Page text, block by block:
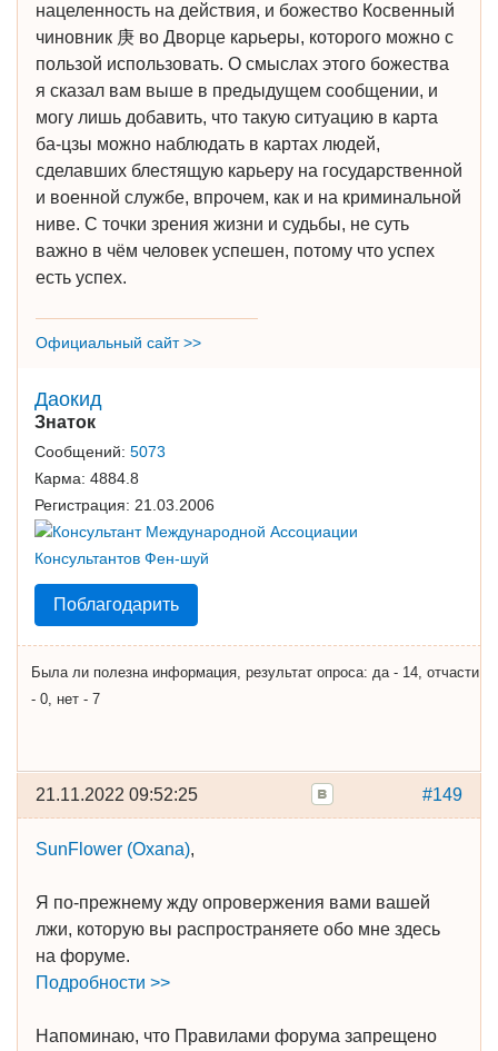
нацеленность на действия, и божество Косвенный
чиновник 庚 во Дворце карьеры, которого можно с
пользой использовать. О смыслах этого божества
я сказал вам выше в предыдущем сообщении, и
могу лишь добавить, что такую ситуацию в карта
ба-цзы можно наблюдать в картах людей,
сделавших блестящую карьеру на государственной
и военной службе, впрочем, как и на криминальной
ниве. С точки зрения жизни и судьбы, не суть
важно в чём человек успешен, потому что успех
есть успех.
Официальный сайт >>
Даокид
Знаток
Сообщений: 5073
Карма: 4884.8
Регистрация: 21.03.2006
Поблагодарить
Была ли полезна информация, результат опроса: да - 14, отчасти
- 0, нет - 7
#149
21.11.2022 09:52:25
SunFlower (Oxana),
Я по-прежнему жду опровержения вами вашей
лжи, которую вы распространяете обо мне здесь
на форуме.
Подробности >>
Напоминаю, что Правилами форума запрещено